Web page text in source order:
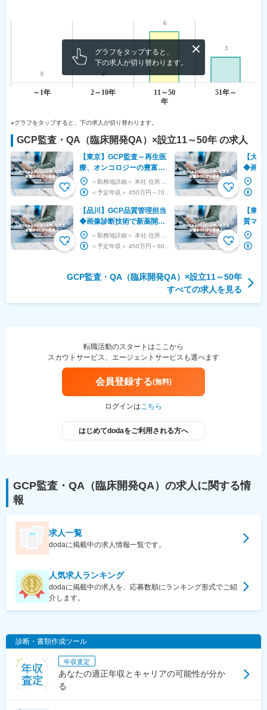
グラフをタップすると、
下の求人が切り替わります。
※グラフをタップすると、下の求人が切り替わります。
GCP監査・QA（臨床開発QA） ×設立11～50年の求人
【東京】GCP監査～再生医
療、オンコロジーの豊富な
受託実績／年間休日128日
～
【品川】GCP品質管理担当
◆画像診断技術で新薬開発
に寄与するパイオニア企業
◆フレックス
【大
◆画像
に寄
◆フレ
【東
質マ
語力
を総合
GCP監査・QA（臨床開発QA） ×設立11～50年
すべての求人を見る
転職活動のスタートはここから
スカウトサービス、エージェントサービスも選べます
会員登録する(無料)
ログインはこちら
はじめてdodaをご利用される方へ
GCP監査・QA（臨床開発QA） の求人に関する情
報
求人一覧
dodaに掲載中の求人情報一覧です。
人気求人ランキング
dodaに掲載中の求人を、応募数順にランキング形式でご紹
介します。
診断・書類作成ツール
年収査定
あなたの適正年収とキャリアの可能性が分か
る